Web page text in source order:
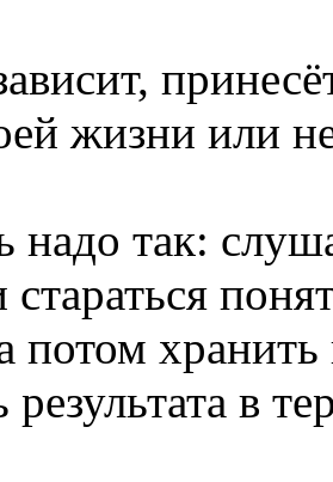
жизни или
надо так:
потом
в